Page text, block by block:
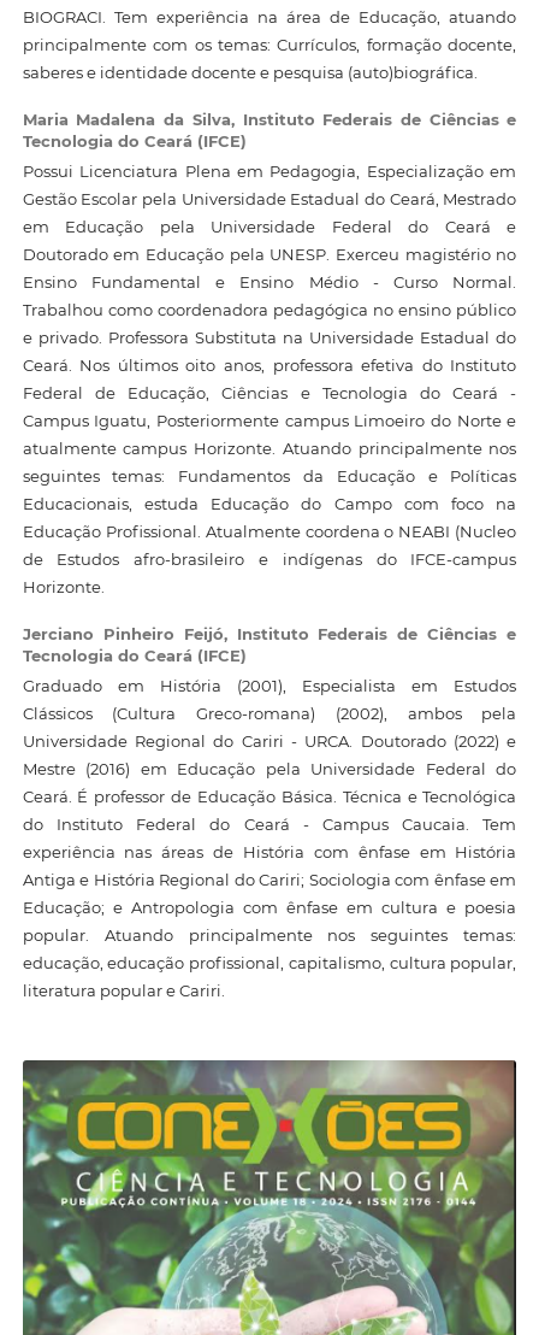
BIOGRACI. Tem experiência na área de Educação, atuando
principalmente com os temas: Currículos, formação docente,
saberes e identidade docente e pesquisa (auto)biográfica.
Maria Madalena da Silva, Instituto Federais de Ciências e
Tecnologia do Ceará (IFCE)
Possui Licenciatura Plena em Pedagogia, Especialização em
Gestão Escolar pela Universidade Estadual do Ceará, Mestrado
em Educação pela Universidade Federal do Ceará e
Doutorado em Educação pela UNESP. Exerceu magistério no
Ensino Fundamental e Ensino Médio - Curso Normal.
Trabalhou como coordenadora pedagógica no ensino público
e privado. Professora Substituta na Universidade Estadual do
Ceará. Nos últimos oito anos, professora efetiva do Instituto
Federal de Educação, Ciências e Tecnologia do Ceará -
Campus Iguatu, Posteriormente campus Limoeiro do Norte e
atualmente campus Horizonte. Atuando principalmente nos
seguintes temas: Fundamentos da Educação e Políticas
Educacionais, estuda Educação do Campo com foco na
Educação Profissional. Atualmente coordena o NEABI (Nucleo
de Estudos afro-brasileiro e indígenas do IFCE-campus
Horizonte.
Jerciano Pinheiro Feijó, Instituto Federais de Ciências e
Tecnologia do Ceará (IFCE)
Graduado em História (2001), Especialista em Estudos
Clássicos (Cultura Greco-romana) (2002), ambos pela
Universidade Regional do Cariri - URCA. Doutorado (2022) e
Mestre (2016) em Educação pela Universidade Federal do
Ceará. É professor de Educação Básica. Técnica e Tecnológica
do Instituto Federal do Ceará - Campus Caucaia. Tem
experiência nas áreas de História com ênfase em História
Antiga e História Regional do Cariri; Sociologia com ênfase em
Educação; e Antropologia com ênfase em cultura e poesia
popular. Atuando principalmente nos seguintes temas:
educação, educação profissional, capitalismo, cultura popular,
literatura popular e Cariri.